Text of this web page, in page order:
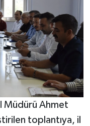
Müdürü Ahmet
toplantıya, il